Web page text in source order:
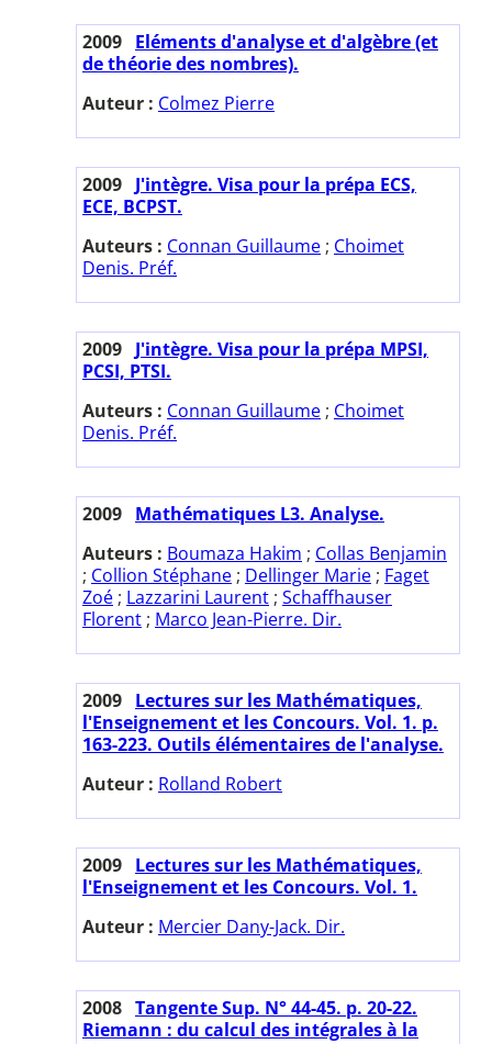
2009 Eléments d'analyse et d'algèbre (et
de théorie des nombres).
Auteur : Colmez Pierre
2009 J'intègre. Visa pour la prépa ECS,
ECE, BCPST.
Auteurs : Connan Guillaume ; Choimet
Denis. Préf.
2009 J'intègre. Visa pour la prépa MPSI,
PCSI, PTSI.
Auteurs : Connan Guillaume ; Choimet
Denis. Préf.
2009 Mathématiques L3. Analyse.
Auteurs : Boumaza Hakim ; Collas Benjamin
; Collion Stéphane ; Dellinger Marie ; Faget
Zoé ; Lazzarini Laurent ; Schaffhauser
Florent ; Marco Jean-Pierre. Dir.
2009 Lectures sur les Mathématiques,
l'Enseignement et les Concours. Vol. 1. p.
163-223. Outils élémentaires de l'analyse.
Auteur : Rolland Robert
2009 Lectures sur les Mathématiques,
l'Enseignement et les Concours. Vol. 1.
Auteur : Mercier Dany-Jack. Dir.
2008 Tangente Sup. N° 44-45. p. 20-22.
Riemann : du calcul des intégrales à la